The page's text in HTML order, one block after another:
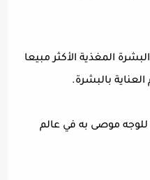
المغذية الأكثر مبيعا
بالبشرة.
موصى به في عالم